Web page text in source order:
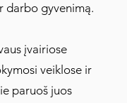
darbo gyvenimą.
įvairiose
veiklose ir
paruoš juos